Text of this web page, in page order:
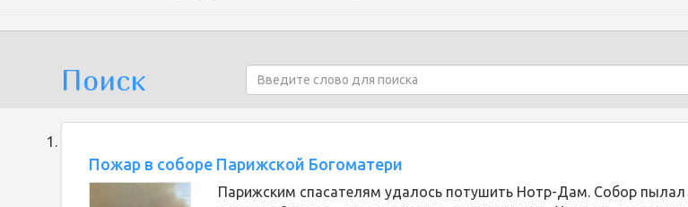
Поиск
Пожар в соборе Парижской Богоматери
Парижским спасателям удалось потушить Нотр-Дам. Собор пылал